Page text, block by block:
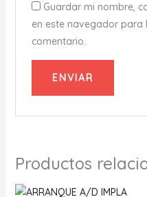
Guardar mi nombre,
en este navegador para
comentario.
Productos